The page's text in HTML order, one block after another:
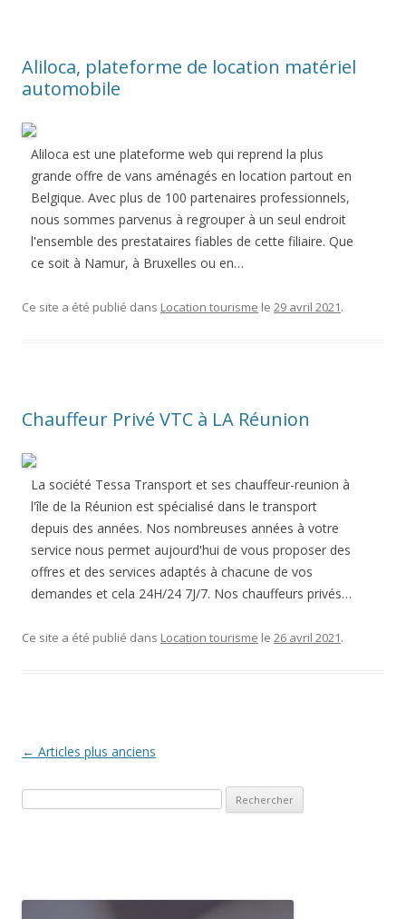
Aliloca, plateforme de location matériel
automobile
Aliloca est une plateforme web qui reprend la plus
grande offre de vans aménagés en location partout en
Belgique. Avec plus de 100 partenaires professionnels,
nous sommes parvenus à regrouper à un seul endroit
l'ensemble des prestataires fiables de cette filiaire. Que
ce soit à Namur, à Bruxelles ou en…
Ce site a été publié dans Location tourisme le 29 avril 2021.
Chauffeur Privé VTC à LA Réunion
La société Tessa Transport et ses chauffeur-reunion à
l'île de la Réunion est spécialisé dans le transport
depuis des années. Nos nombreuses années à votre
service nous permet aujourd'hui de vous proposer des
offres et des services adaptés à chacune de vos
demandes et cela 24H/24 7J/7. Nos chauffeurs privés…
Ce site a été publié dans Location tourisme le 26 avril 2021.
Navigation des articles
← Articles plus anciens